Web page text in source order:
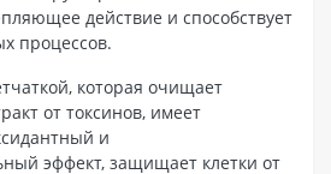
действие и способствует
процессов.
которая очищает
от токсинов, имеет
и
эффект, защищает клетки от